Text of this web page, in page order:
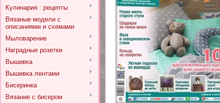
Кулинария : рецепты
Вязаные модели с
описаниями и схемами
Мыловарение
Наградные розетки
Вышивка
Вышивка лентами
Бисеринка
Вязание с бисером